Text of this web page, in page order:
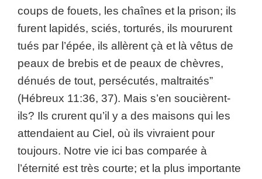
coups de fouets, les chaînes et la prison; ils
furent lapidés, sciés, torturés, ils moururent
tués par l’épée, ils allèrent çà et là vêtus de
peaux de brebis et de peaux de chèvres,
dénués de tout, persécutés, maltraités”
(Hébreux 11:36, 37). Mais s’en soucièrent-
ils? Ils crurent qu’il y a des maisons qui les
attendaient au Ciel, où ils vivraient pour
toujours. Notre vie ici bas comparée à
l’éternité est très courte; et la plus importante